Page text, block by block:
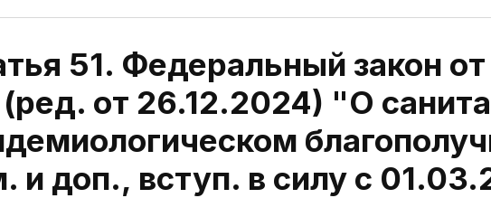
51. Федеральный закон
от 26.12.2024) "О
и доп., вступ. в силу с